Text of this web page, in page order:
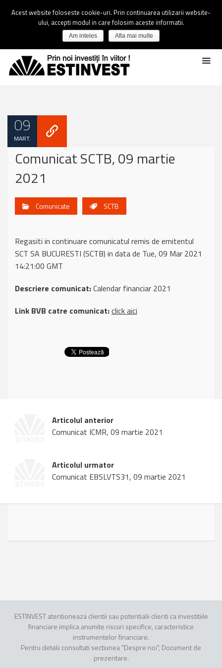
09
MART.
Comunicat SCTB, 09 martie
2021
Comunicate SCTB
Regasiti in continuare comunicatul remis de emitentul
SCT SA BUCURESTI (SCTB) in data de Tue, 09 Mar 2021
14:21:00 GMT
Descriere comunicat:Calendar financiar 2021
Link BVB catre comunicat:click aici
Articolul anterior
Comunicat ICMR, 09 martie 2021
Articolul urmator
Comunicat EBSLVTS31, 09 martie 2021
ESTINVEST atentioneaza clientii sau potentialii clienti ca investitiile
financiare implica anumite riscuri specifice, caracteristice
instrumentelor financiare.
Pentru detalii consultati sectiunea "Despre noi", Document de
prezentare.
Acest website foloseste cookie-uri. Prin continuarea utilizarii website-
ului, accepti modul in care folosim aceste informatii.
Am inteles Afla mai multe